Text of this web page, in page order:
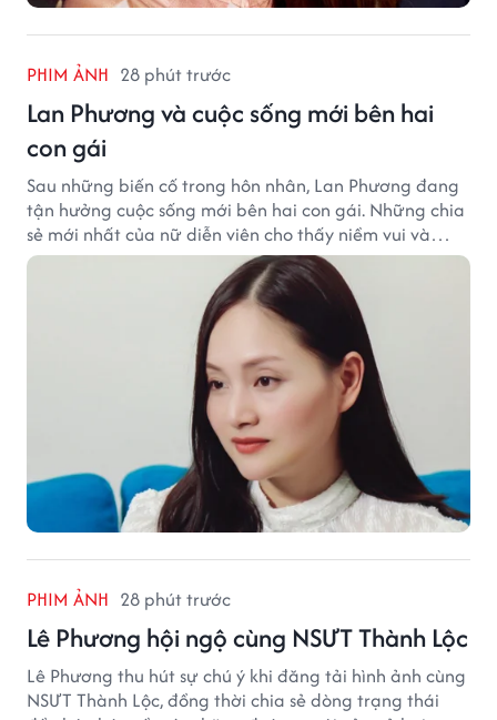
PHIM ẢNH 28 phút trước
Lan Phương và cuộc sống mới bên hai
con gái
Sau những biến cố trong hôn nhân, Lan Phương đang
tận hưởng cuộc sống mới bên hai con gái. Những chia
sẻ mới nhất của nữ diễn viên cho thấy niềm vui và
hạnh phúc hiện tại đến từ những điều bình dị mỗi
PHIM ẢNH 28 phút trước
Lê Phương hội ngộ cùng NSƯT Thành Lộc
Lê Phương thu hút sự chú ý khi đăng tải hình ảnh cùng
NSƯT Thành Lộc, đồng thời chia sẻ dòng trạng thái